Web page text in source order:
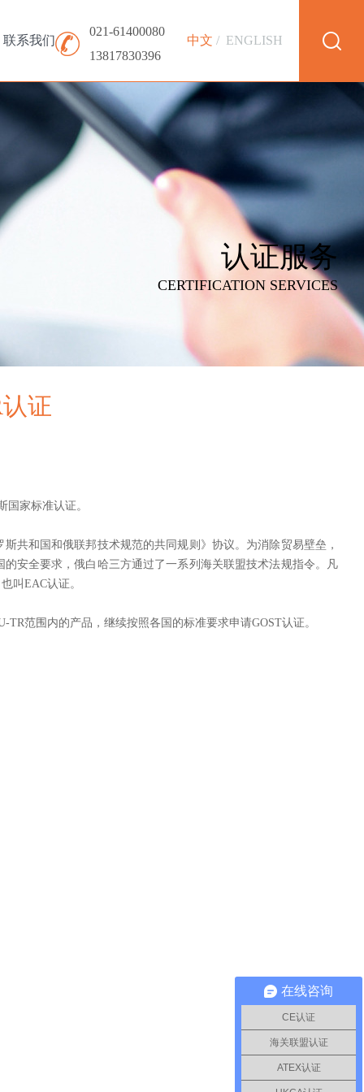
021-61400080
13817830396
中文 / ENGLISH
联系我们
认证服务
CERTIFICATION SERVICES
证
国家标准认证。
共和国和俄联邦技术规范的共同规则》协议。为消除贸易壁垒，
安全要求，俄白哈三方通过了一系列海关联盟技术法规指令。凡
叫EAC认证。
范围内的产品，继续按照各国的标准要求申请GOST认证。
在线咨询
CE认证
海关联盟认证
ATEX认证